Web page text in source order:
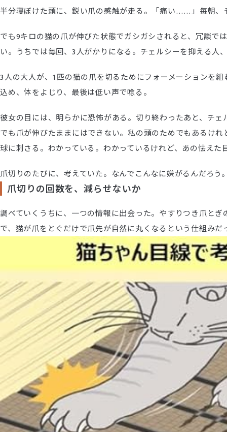
半分寝ぼけた頭に、鋭い爪の感触が走る。「痛い……」毎朝、
でも9キロの猫の爪が伸びた状態でガシガシされると、冗談で
い。うちでは毎回、3人がかりになる。チェルシーを抑える人
3人の大人が、1匹の猫の爪を切るためにフォーメーションを
込め、体をよじり、最後は低い声で唸る。
彼女の目には、明らかに恐怖がある。切り終わったあと、チ
でも爪が伸びたままにはできない。私の頭のためでもあるけ
球に刺さる。わかっている。わかっているけれど、あの怯え
爪切りのたびに、考えていた。なんでこんなに嫌がるんだろ
爪切りの回数を、減らせないか
調べていくうちに、一つの情報に出会った。やすりつき爪と
で、猫が爪をとぐだけで爪先が自然に丸くなるという仕組みだ